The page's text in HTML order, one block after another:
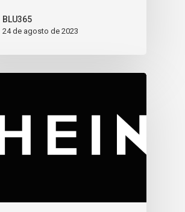
BLU365
24 de agosto de 2023